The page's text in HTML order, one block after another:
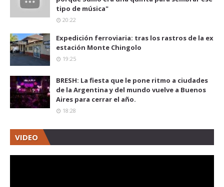
tipo de música"
20:22
Expedición ferroviaria: tras los rastros de la ex
estación Monte Chingolo
19:25
BRESH: La fiesta que le pone ritmo a ciudades
de la Argentina y del mundo vuelve a Buenos
Aires para cerrar el año.
18:28
VIDEO